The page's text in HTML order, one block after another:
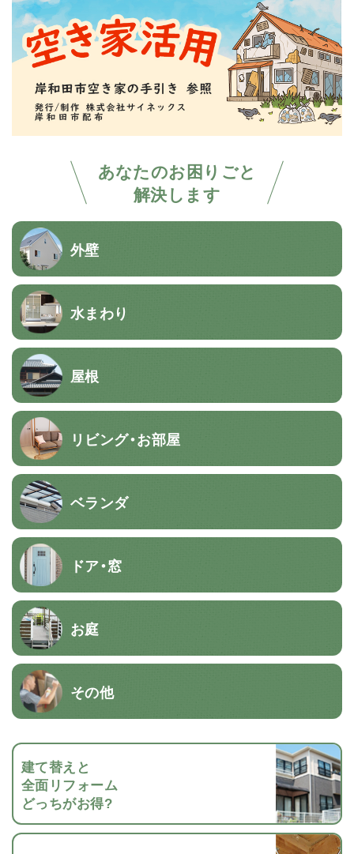
あなたのお困りごと
解決します
外壁
水まわり
屋根
リビング・お部屋
ベランダ
ドア・窓
お庭
その他
建て替えと
全面リフォーム
どっちがお得?